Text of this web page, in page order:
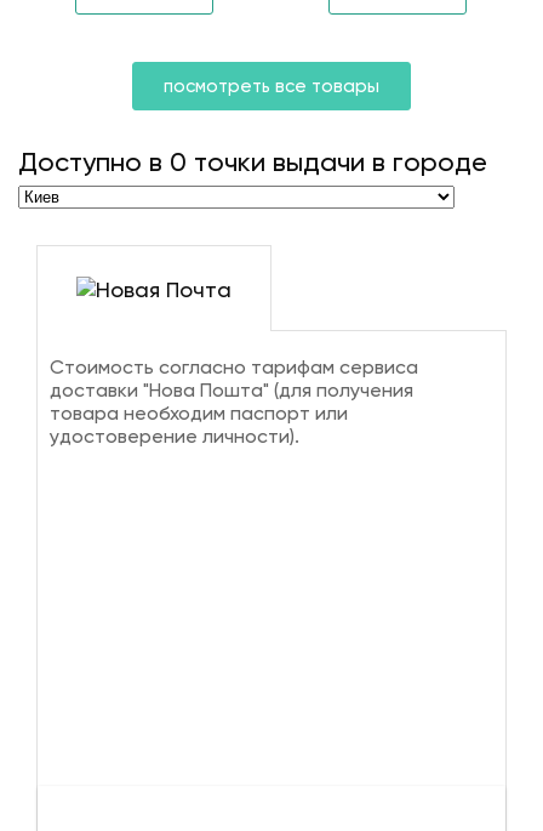
посмотреть все товары
Доступно в 0 точки выдачи в городе
Стоимость согласно тарифам сервиса
доставки "Нова Пошта" (для получения
товара необходим паспорт или
удостоверение личности).